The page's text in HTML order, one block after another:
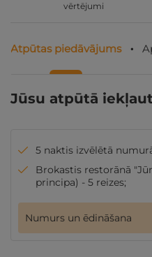
vērtējumi
Atpūtas piedāvājums
Jūsu atpūtā
5 naktis izvēlētā
Brokastis restorānā
principa) - 5 reizes;
Numurs un ēdināšana